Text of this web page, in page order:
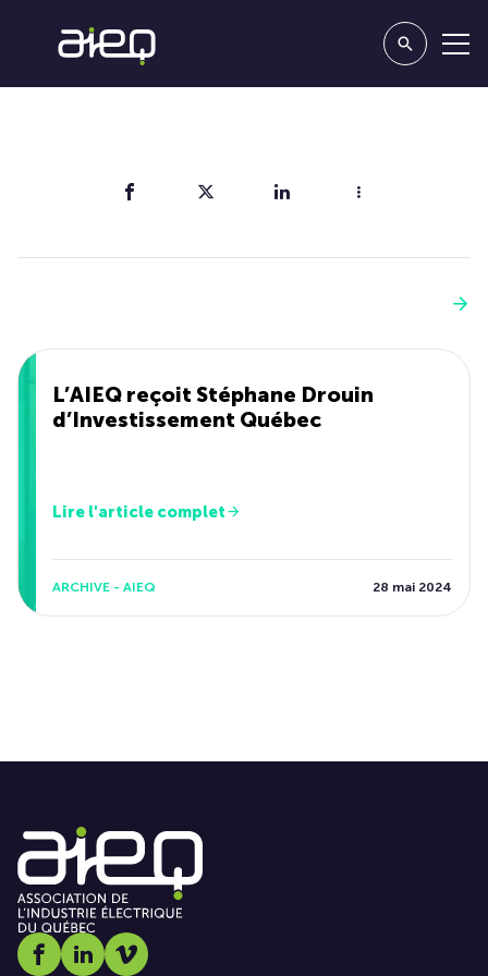
L’AIEQ reçoit Stéphane Drouin
d’Investissement Québec
Lire l'article complet
ARCHIVE - AIEQ 28 mai 2024
Social media link icon-facebook
Social media link icon-linkedin
Social media link icon-vimeo